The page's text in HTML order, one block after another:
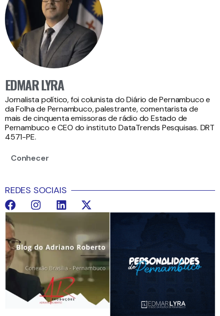
EDMAR LYRA
Jornalista político, foi colunista do Diário de Pernambuco e
da Folha de Pernambuco, palestrante, comentarista de
mais de cinquenta emissoras de rádio do Estado de
Pernambuco e CEO do instituto DataTrends Pesquisas. DRT
4571-PE.
Conhecer
REDES SOCIAIS